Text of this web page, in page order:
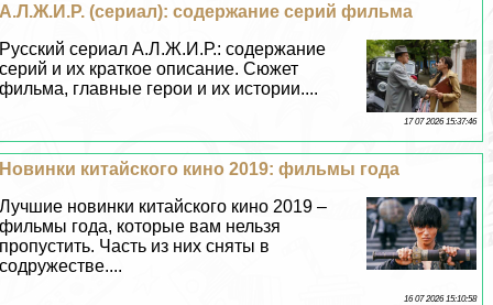
А.Л.Ж.И.Р. (сериал): содержание серий фильма
Русский сериал А.Л.Ж.И.Р.: содержание
серий и их краткое описание. Сюжет
фильма, главные герои и их истории....
17 07 2026 15:37:46
Новинки китайского кино 2019: фильмы года
Лучшие новинки китайского кино 2019 –
фильмы года, которые вам нельзя
пропустить. Часть из них сняты в
содружестве....
16 07 2026 15:10:58